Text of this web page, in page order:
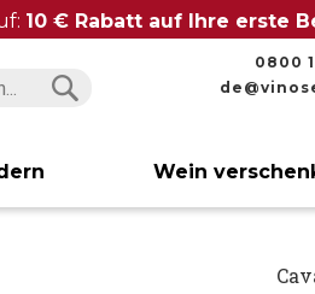
10 € Rabatt auf Ihre erste
0800
Wein